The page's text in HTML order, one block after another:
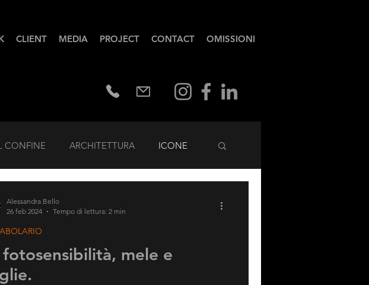
CLIENT MEDIA PROJECT CONTACT OMISSIONI
CONFINE ARCHITETTURA ICONE
fotosensibilità, mele e
Alessandra Bello
26 feb 2024
Tempo di lettura: 2 min